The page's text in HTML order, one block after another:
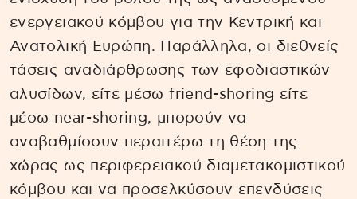
ενεργειακού κόμβου για την Κεντρική και
Ανατολική Ευρώπη. Παράλληλα, οι διεθνείς
τάσεις αναδιάρθρωσης των εφοδιαστικών
αλυσίδων, είτε μέσω friend-shoring είτε
μέσω near-shoring, μπορούν να
αναβαθμίσουν περαιτέρω τη θέση της
χώρας ως περιφερειακού διαμετακομιστικού
κόμβου και να προσελκύσουν επενδύσεις